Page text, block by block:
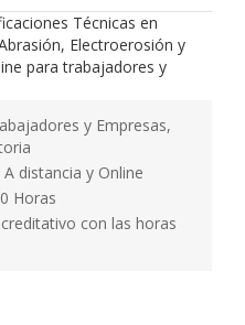
y Empresas,
A distancia y Online
Horas
con las horas